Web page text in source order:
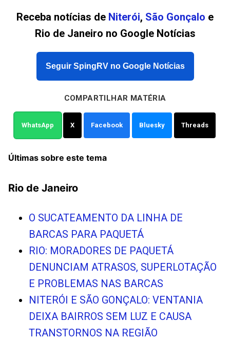
Receba notícias de Niterói, São Gonçalo e
Rio de Janeiro no Google Notícias
Seguir SpingRV no Google Notícias
COMPARTILHAR MATÉRIA
WhatsApp X Facebook Bluesky Threads
Últimas sobre este tema
Rio de Janeiro
O SUCATEAMENTO DA LINHA DE
BARCAS PARA PAQUETÁ
RIO: MORADORES DE PAQUETÁ
DENUNCIAM ATRASOS, SUPERLOTAÇÃO
E PROBLEMAS NAS BARCAS
NITERÓI E SÃO GONÇALO: VENTANIA
DEIXA BAIRROS SEM LUZ E CAUSA
TRANSTORNOS NA REGIÃO